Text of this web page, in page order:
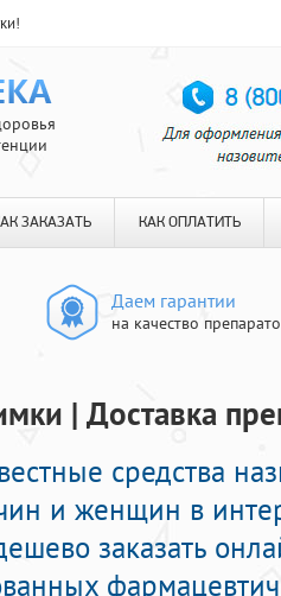
ЗАКАЗАТЬ КАК ОПЛАТИТЬ
Даем гарантии
на качество
| Доставка
средства
и женщин в
заказать